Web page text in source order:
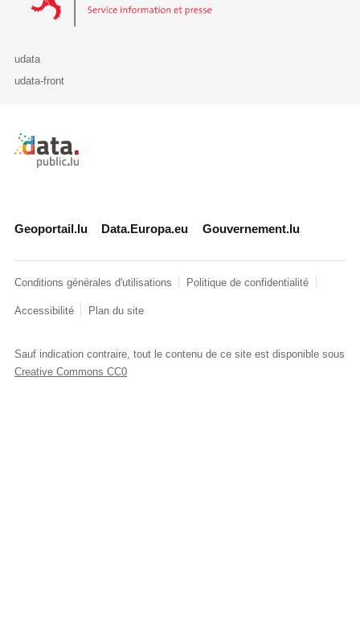
udata
udata-front
Retour à l'accueil de data.public.lu
Geoportail.lu Data.Europa.eu Gouvernement.lu
Conditions générales d'utilisations Politique de confidentialité
Accessibilité Plan du site
Sauf indication contraire, tout le contenu de ce site est disponible sous
Creative Commons CC0